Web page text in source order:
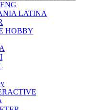
LATINA
HOBBY